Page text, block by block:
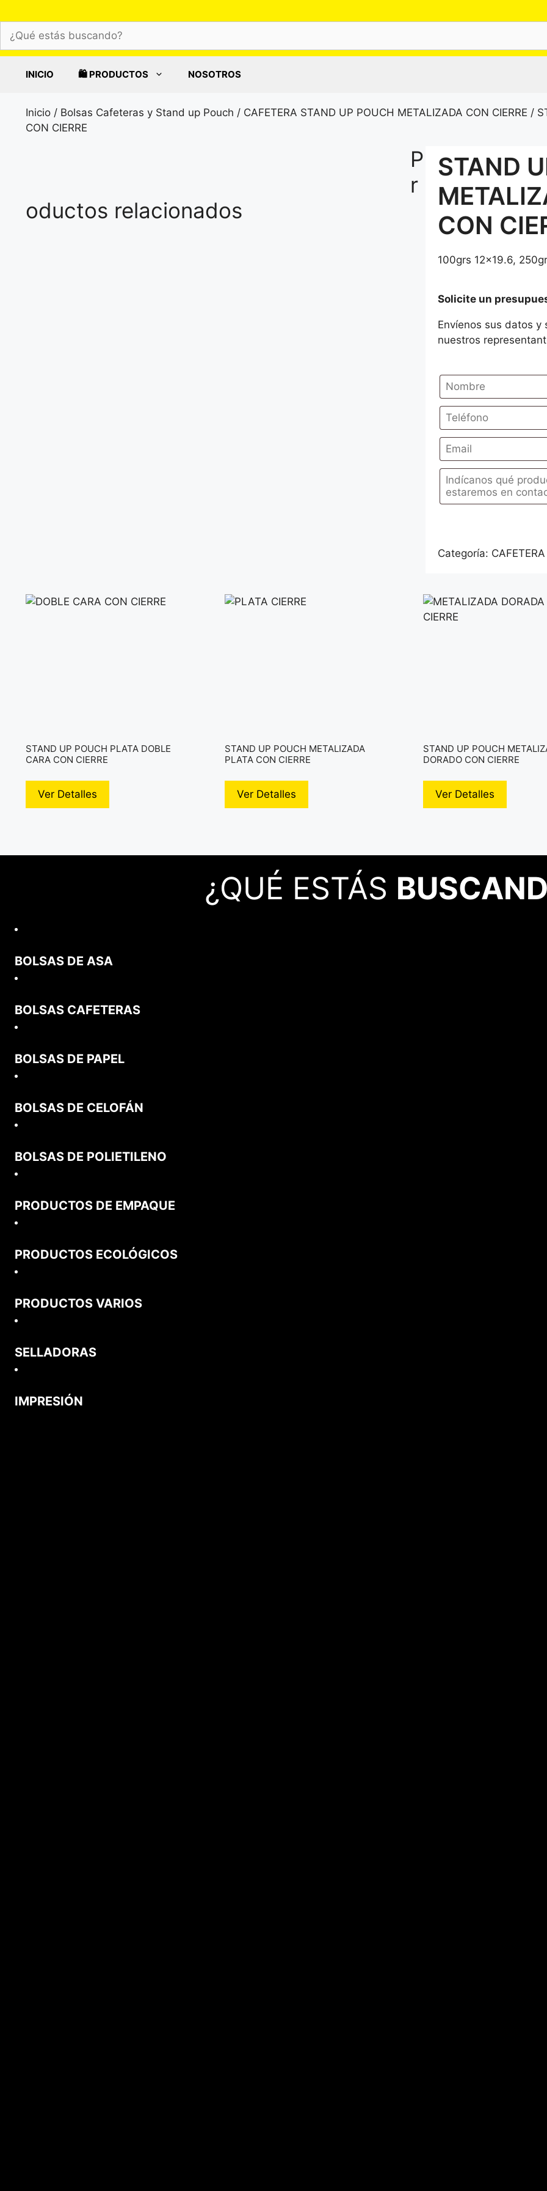
al
contenido
¿Qué
estás
buscando?
INICIO 🛍️ PRODUCTOS NOSOTROS
Inicio / Bolsas Cafeteras y Stand up Pouch / CAFETERA STAND UP POUCH METALIZADA CON CIERRE /
CON CIERRE
STAND
CON
100grs 12×19.6,
Solicite un
Envíenos sus datos
nuestros
Categoría:
P
r
oductos relacionados
STAND UP POUCH PLATA DOBLE
CARA CON CIERRE
Ver Detalles
STAND UP POUCH METALIZADA
PLATA CON CIERRE
Ver Detalles
STAND UP POUCH
DORADO CON CIERRE
Ver Detalles
¿QUÉ ESTÁS
BOLSAS DE ASA
BOLSAS CAFETERAS
BOLSAS DE PAPEL
BOLSAS DE CELOFÁN
BOLSAS DE POLIETILENO
PRODUCTOS DE EMPAQUE
PRODUCTOS ECOLÓGICOS
PRODUCTOS VARIOS
SELLADORAS
IMPRESIÓN